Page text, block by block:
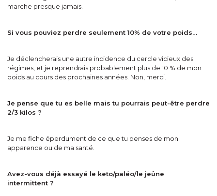
marche presque jamais.
Si vous pouviez perdre seulement 10% de votre poids…
Je déclencherais une autre incidence du cercle vicieux des
régimes, et je reprendrais probablement plus de 10 % de mon
poids au cours des prochaines années. Non, merci.
Je pense que tu es belle mais tu pourrais peut-être perdre
2/3 kilos ?
Je me fiche éperdument de ce que tu penses de mon
apparence ou de ma santé.
Avez-vous déjà essayé le keto/paléo/le jeûne
intermittent ?